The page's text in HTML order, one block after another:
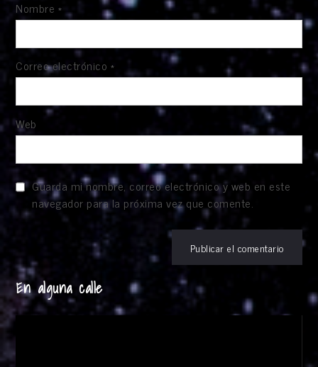
Nombre *
Correo electrónico *
Web
Guarda mi nombre, correo electrónico y web en este
navegador para la próxima vez que comente.
En alguna calle
Reproductor
de
vídeo